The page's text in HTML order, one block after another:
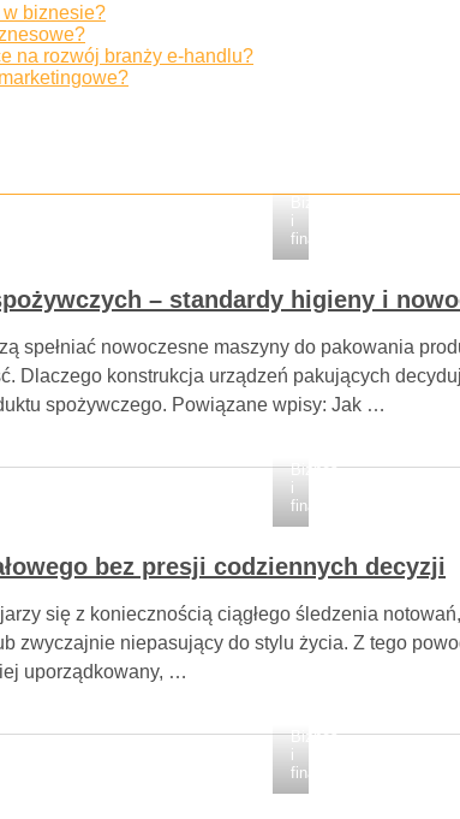
w biznesie?
na rozwój branży e-handlu?
i
finanse
– standardy higieny i
spełniać nowoczesne maszyny do pakowania
Dlaczego konstrukcja urządzeń pakujących
spożywczego. Powiązane wpisy: Jak …
Biznes
i
finanse
bez presji codziennych decyzji
się z koniecznością ciągłego śledzenia
zwyczajnie niepasujący do stylu życia. Z tego
uporządkowany, …
Biznes
i
finanse